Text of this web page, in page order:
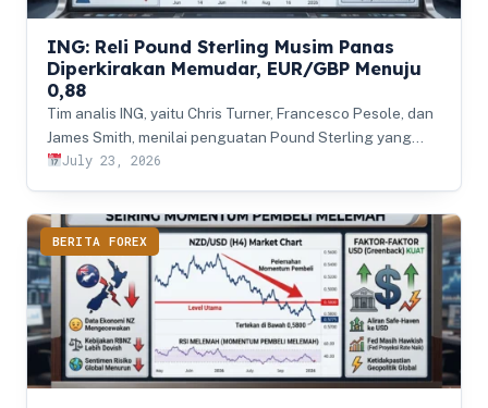
ING: Reli Pound Sterling Musim Panas
Diperkirakan Memudar, EUR/GBP Menuju
0,88
Tim analis ING, yaitu Chris Turner, Francesco Pesole, dan
James Smith, menilai penguatan Pound Sterling yang…
July 23, 2026
BERITA FOREX